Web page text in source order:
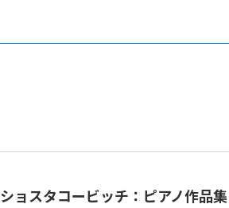
ショスタコービッチ：ピアノ作品集